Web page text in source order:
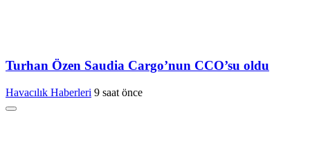
Turhan Özen Saudia Cargo’nun CCO’su oldu
Havacılık Haberleri 9 saat önce